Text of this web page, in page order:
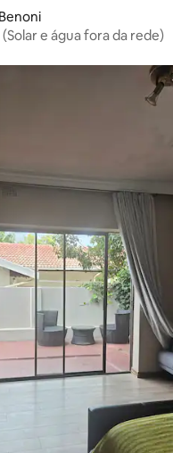
(Solar e água fora da rede)